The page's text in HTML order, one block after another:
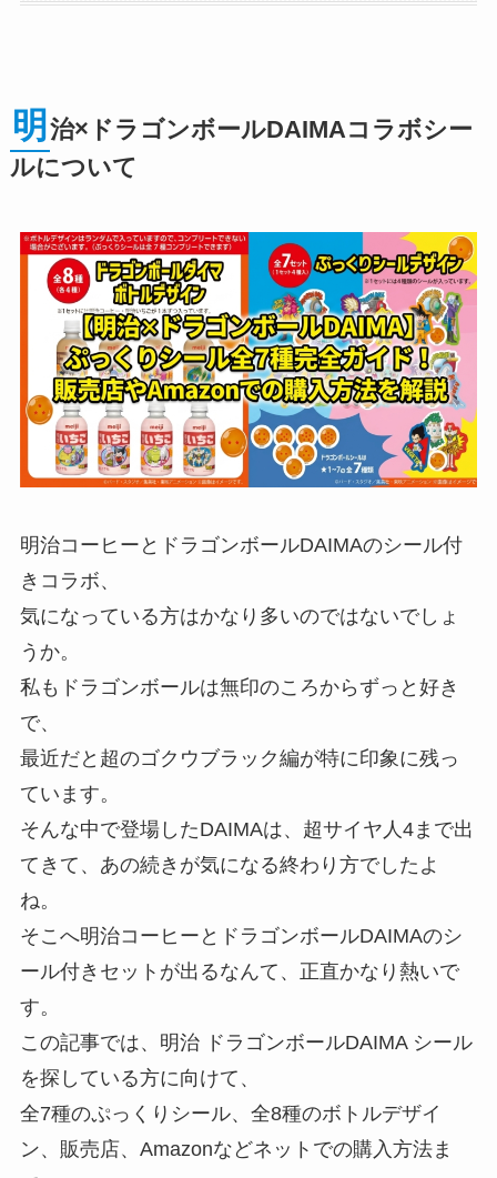
明 治×ドラゴンボールDAIMAコラボシー
ルについて
明治コーヒーとドラゴンボールDAIMAのシール付
きコラボ、
気になっている方はかなり多いのではないでしょ
うか。
私もドラゴンボールは無印のころからずっと好き
で、
最近だと超のゴクウブラック編が特に印象に残っ
ています。
そんな中で登場したDAIMAは、超サイヤ人4まで出
てきて、あの続きが気になる終わり方でしたよ
ね。
そこへ明治コーヒーとドラゴンボールDAIMAのシ
ール付きセットが出るなんて、正直かなり熱いで
す。
この記事では、明治 ドラゴンボールDAIMA シール
を探している方に向けて、
全7種のぷっくりシール、全8種のボトルデザイ
ン、販売店、Amazonなどネットでの購入方法ま